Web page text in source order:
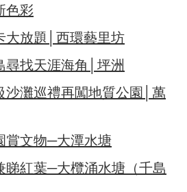
色彩
大放題│西環藝里坊
尋找天涯海角│坪洲
沙灘巡禮再闖地質公園│萬
賞文物─大潭水塘
睇紅葉─大欖涌水塘（千島